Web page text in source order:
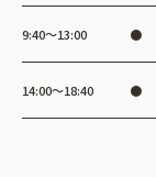
9:40〜13:00 ●
14:00〜18:40 ●